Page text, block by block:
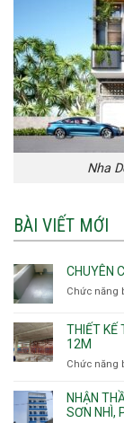
Nha
BÀI VIẾT MỚI
CHUYÊN
Chức năng
THIẾT KẾ
12M
Chức năng
NHẬN
SƠN NHÌ,